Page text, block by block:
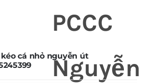
PCCC
Nguyễn
cá nhỏ nguyễn út